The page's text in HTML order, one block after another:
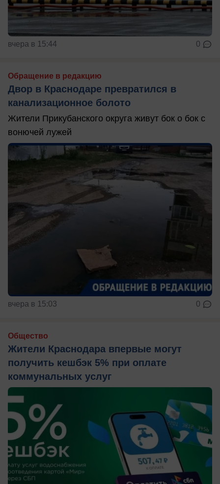
вчера в 15:44 0
Обращение в редакцию
Двор в Краснодаре превратился в
канализационное болото
Жители Прикубанского округа живут бок о бок с
вонючей лужей
вчера в 15:03 0
Общество
Жители Краснодара впервые могут
получить кешбэк 5% при оплате
коммунальных услуг